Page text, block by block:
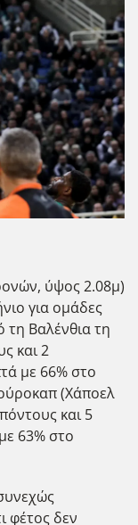
ύψος 2.08μ)
για ομάδες
Βαλένθια τη
και 2
με 66% στο
(Χάποελ
και 5
63% στο
φέτος δεν